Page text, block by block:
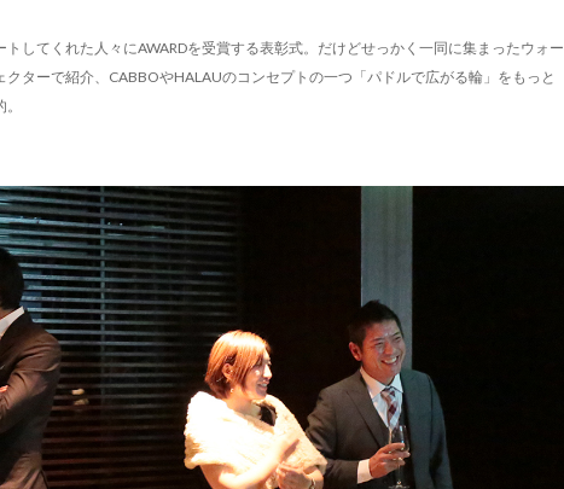
してくれた人々にAWARDを受賞する表彰式。だけどせっかく一同に集まったウォー
ターで紹介、CABBOやHALAUのコンセプトの一つ「パドルで広がる輪」をもっと